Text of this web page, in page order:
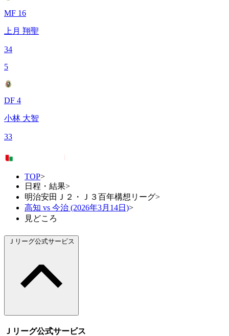
MF 16
上月 翔聖
34
5
DF 4
小林 大智
33
TOP>
日程・結果>
明治安田Ｊ２・Ｊ３百年構想リーグ>
高知 vs 今治 (2026年3月14日)>
見どころ
Ｊリーグ公式サービス
Ｊリーグ公式サービス